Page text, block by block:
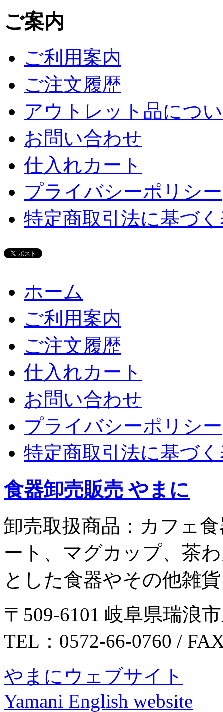
ご案内
ご利用案内
ご注文履歴
アウトレット品につ
お問い合わせ
仕入れカート
プライバシーポリシー
特定商取引法に基づ
ホーム
ご利用案内
ご注文履歴
仕入れカート
お問い合わせ
プライバシーポリシー
特定商取引法に基づ
食器卸売販売 やまに
卸売取扱商品：カフェ
ート、マグカップ、茶
とした食器やその他雑貨
〒509-6101 岐阜県瑞浪
TEL：0572-66-0760 /
やまにウェブサイト
Yamani English website